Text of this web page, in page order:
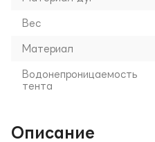
Вес
Материал
Водонепроницаемость
тента
Описание